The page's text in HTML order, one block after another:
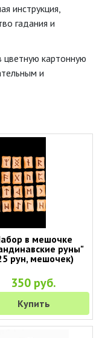
инструкция,
гадания и
цветную картонную
и
в мешочке
руны"
рун, мешочек)
350 руб.
Купить